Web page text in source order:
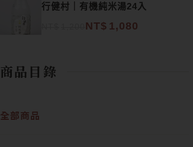
行健村｜有機純米湯24入
NT$ 1,080
商品目錄
全部商品